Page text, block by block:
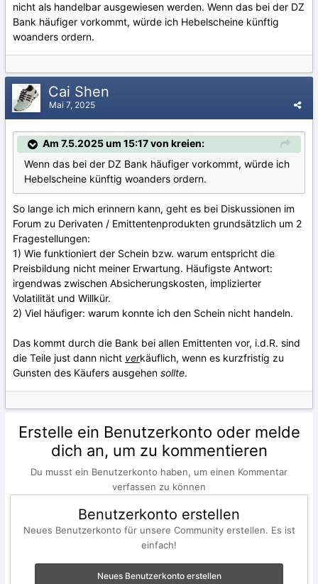
nicht als handelbar ausgewiesen werden. Wenn das bei der DZ
Bank häufiger vorkommt, würde ich Hebelscheine künftig
woanders ordern.
Cai Shen
Mai 7, 2025
Am 7.5.2025 um 15:17 von kreien:
Wenn das bei der DZ Bank häufiger vorkommt, würde ich
Hebelscheine künftig woanders ordern.
So lange ich mich erinnern kann, geht es bei Diskussionen im
Forum zu Derivaten / Emittentenprodukten grundsätzlich um 2
Fragestellungen:
1) Wie funktioniert der Schein bzw. warum entspricht die
Preisbildung nicht meiner Erwartung. Häufigste Antwort:
irgendwas zwischen Absicherungskosten, implizierter
Volatilität und Willkür.
2) Viel häufiger: warum konnte ich den Schein nicht handeln.
Das kommt durch die Bank bei allen Emittenten vor, i.d.R. sind
die Teile just dann nicht verkäuflich, wenn es kurzfristig zu
Gunsten des Käufers ausgehen sollte.
Erstelle ein Benutzerkonto oder melde
dich an, um zu kommentieren
Du musst ein Benutzerkonto haben, um einen Kommentar
verfassen zu können
Benutzerkonto erstellen
Neues Benutzerkonto für unsere Community erstellen. Es ist
einfach!
Neues Benutzerkonto erstellen